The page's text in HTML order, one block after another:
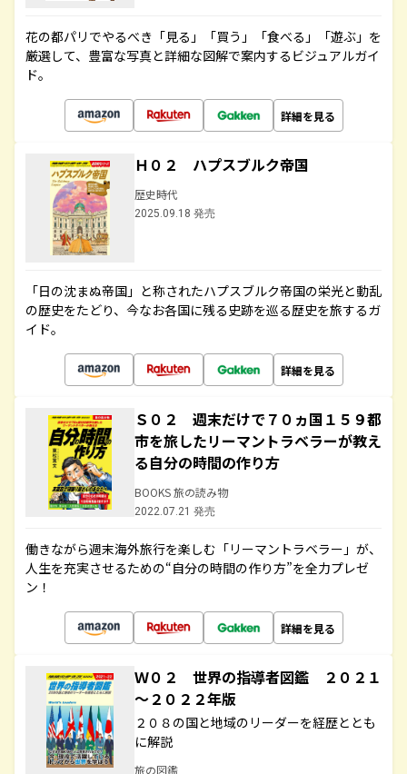
花の都パリでやるべき「見る」「買う」「食べる」「遊ぶ」を
厳選して、豊富な写真と詳細な図解で案内するビジュアルガイ
ド。
詳細を見る
Ｈ０２ ハプスブルク帝国
歴史時代
2025.09.18 発売
「日の沈まぬ帝国」と称されたハプスブルク帝国の栄光と動乱
の歴史をたどり、今なお各国に残る史跡を巡る歴史を旅するガ
イド。
詳細を見る
Ｓ０２ 週末だけで７０ヵ国１５９都
市を旅したリーマントラベラーが教え
る自分の時間の作り方
BOOKS 旅の読み物
2022.07.21 発売
働きながら週末海外旅行を楽しむ「リーマントラベラー」が、
人生を充実させるための“自分の時間の作り方”を全力プレゼ
ン！
詳細を見る
Ｗ０２ 世界の指導者図鑑 ２０２１
～２０２２年版
２０８の国と地域のリーダーを経歴ととも
に解説
旅の図鑑